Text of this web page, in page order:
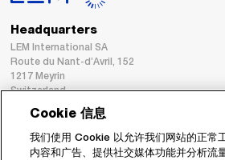
Headquarters
LEM International SA
Route du Nant-d’Avril, 152
1217 Meyrin
Switzerland
Fax : +41 22 794 94 78
Cookie 信息
我们使用 Cookie 以允许我们网站的正常
内容和广告、提供社交媒体功能并分析流